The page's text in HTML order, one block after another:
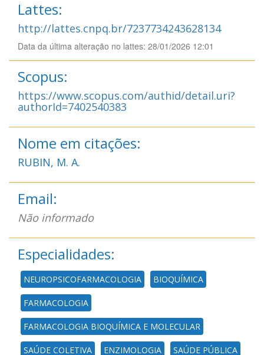
Lattes:
http://lattes.cnpq.br/7237734243628134
Data da última alteração no lattes: 28/01/2026 12:01
Scopus:
https://www.scopus.com/authid/detail.uri?
authorId=7402540383
Nome em citações:
RUBIN, M. A.
Email:
Não informado
Especialidades:
NEUROPSICOFARMACOLOGIA BIOQUÍMICA
FARMACOLOGIA
FARMACOLOGIA BIOQUÍMICA E MOLECULAR
SAÚDE COLETIVA ENZIMOLOGIA SAÚDE PÚBLICA